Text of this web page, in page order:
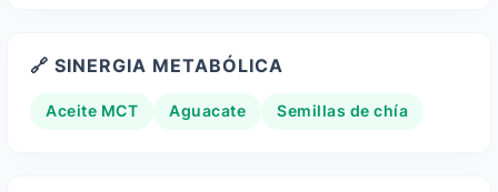
🔗 SINERGIA METABÓLICA
Aceite MCT Aguacate Semillas de chía